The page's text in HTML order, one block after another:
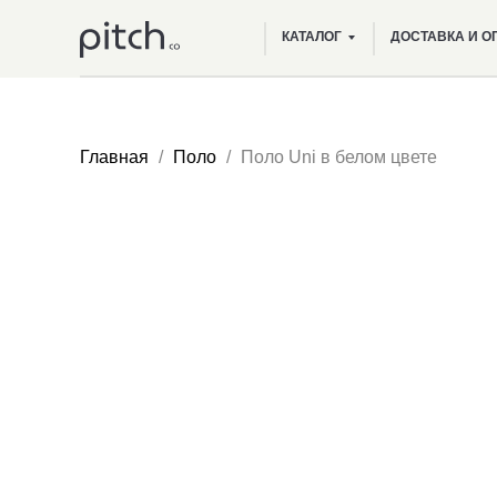
КАТАЛОГ ДОСТАВКА И
Главная Поло Поло Uni в белом цвете